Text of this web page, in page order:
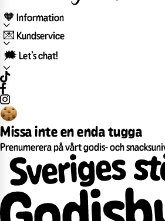
🧡 Information
💌 Kundservice
🗯️ Let’s chat!
Missa inte en enda tugga
Prenumerera på vårt godis- och